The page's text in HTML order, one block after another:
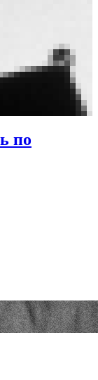
по